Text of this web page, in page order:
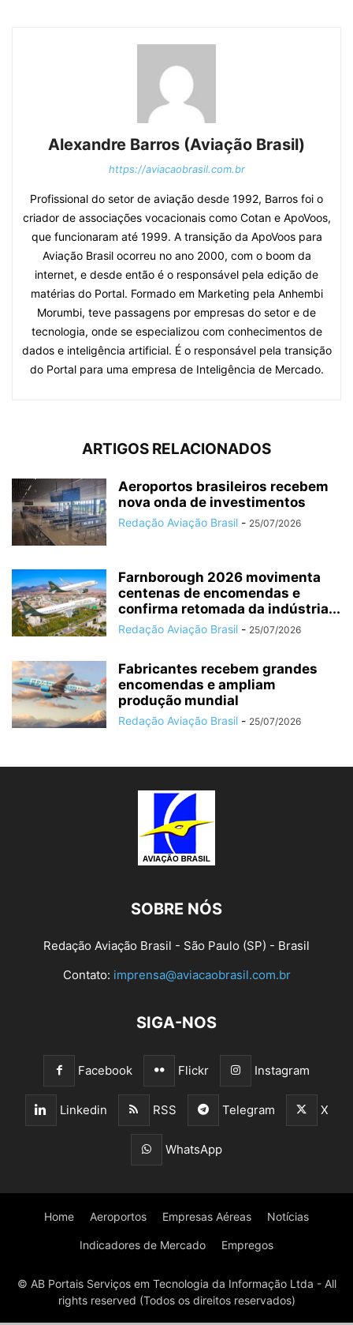
Alexandre Barros (Aviação Brasil)
https://aviacaobrasil.com.br
Profissional do setor de aviação desde 1992, Barros foi o
criador de associações vocacionais como Cotan e ApoVoos,
que funcionaram até 1999. A transição da ApoVoos para
Aviação Brasil ocorreu no ano 2000, com o boom da
internet, e desde então é o responsável pela edição de
matérias do Portal. Formado em Marketing pela Anhembi
Morumbi, teve passagens por empresas do setor e de
tecnologia, onde se especializou com conhecimentos de
dados e inteligência artificial. É o responsável pela transição
do Portal para uma empresa de Inteligência de Mercado.
ARTIGOS RELACIONADOS
Aeroportos brasileiros recebem
nova onda de investimentos
Redação Aviação Brasil - 25/07/2026
Farnborough 2026 movimenta
centenas de encomendas e
confirma retomada da indústria...
Redação Aviação Brasil - 25/07/2026
Fabricantes recebem grandes
encomendas e ampliam
produção mundial
Redação Aviação Brasil - 25/07/2026
SOBRE NÓS
Redação Aviação Brasil - São Paulo (SP) - Brasil
Contato: imprensa@aviacaobrasil.com.br
SIGA-NOS
Facebook Flickr Instagram
Linkedin RSS Telegram X
WhatsApp
Home Aeroportos Empresas Aéreas Notícias
Indicadores de Mercado Empregos
© AB Portais Serviços em Tecnologia da Informação Ltda - All
rights reserved (Todos os direitos reservados)